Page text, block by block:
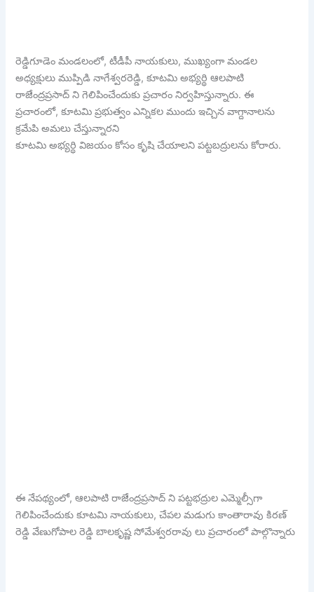
రెడ్డిగూడెం మండలంలో, టీడీపీ నాయకులు, ముఖ్యంగా మండల
అధ్యక్షులు ముప్పిడి నాగేశ్వరరెడ్డి, కూటమి అభ్యర్థి ఆలపాటి
రాజేంద్రప్రసాద్ ని గెలిపించేందుకు ప్రచారం నిర్వహిస్తున్నారు. ఈ
ప్రచారంలో, కూటమి ప్రభుత్వం ఎన్నికల ముందు ఇచ్చిన వాగ్దానాలను
క్రమేపి అమలు చేస్తున్నారని
కూటమి అభ్యర్థి విజయం కోసం కృషి చేయాలని పట్టబద్రులను కోరారు.
ఈ నేపథ్యంలో, ఆలపాటి రాజేంద్రప్రసాద్ ని పట్టభద్రుల ఎమ్మెల్సీగా
గెలిపించేందుకు కూటమి నాయకులు, చేపల మడుగు కాంతారావు కిరణ్
రెడ్డి వేణుగోపాల రెడ్డి బాలకృష్ణ సోమేశ్వరరావు లు ప్రచారంలో పాల్గొన్నారు